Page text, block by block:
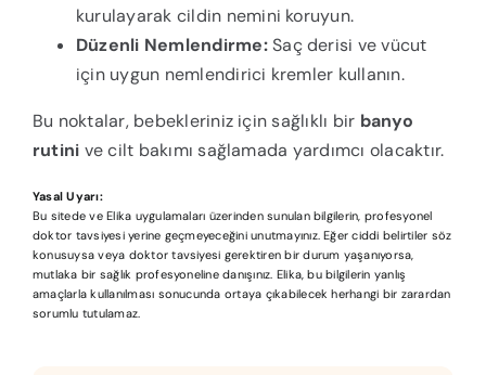
kurulayarak cildin nemini koruyun.
Düzenli Nemlendirme:Saç derisi ve vücut
için uygun nemlendirici kremler kullanın.
Bu noktalar, bebekleriniz için sağlıklı bir banyo
rutini ve cilt bakımı sağlamada yardımcı olacaktır.
Yasal Uyarı:
Bu sitede ve Elika uygulamaları üzerinden sunulan bilgilerin, profesyonel
doktor tavsiyesi yerine geçmeyeceğini unutmayınız. Eğer ciddi belirtiler söz
konusuysa veya doktor tavsiyesi gerektiren bir durum yaşanıyorsa,
mutlaka bir sağlık profesyoneline danışınız. Elika, bu bilgilerin yanlış
amaçlarla kullanılması sonucunda ortaya çıkabilecek herhangi bir zarardan
sorumlu tutulamaz.